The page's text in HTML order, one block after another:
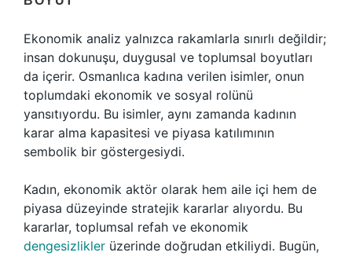
Ekonomik analiz yalnızca rakamlarla sınırlı değildir;
insan dokunuşu, duygusal ve toplumsal boyutları
da içerir. Osmanlıca kadına verilen isimler, onun
toplumdaki ekonomik ve sosyal rolünü
yansıtıyordu. Bu isimler, aynı zamanda kadının
karar alma kapasitesi ve piyasa katılımının
sembolik bir göstergesiydi.
Kadın, ekonomik aktör olarak hem aile içi hem de
piyasa düzeyinde stratejik kararlar alıyordu. Bu
kararlar, toplumsal refah ve ekonomik
dengesizlikler üzerinde doğrudan etkiliydi. Bugün,